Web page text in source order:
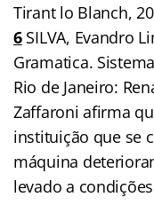
Tirant lo Blanch,
6SILVA, Evandro
Gramatica.
Rio de Janeiro:
Zaffaroni afirma
instituição que se
máquina
levado a